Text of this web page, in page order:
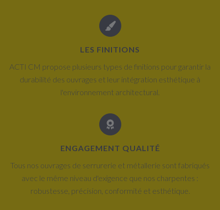
LES FINITIONS
ACTI CM propose plusieurs types de finitions pour garantir la
durabilité des ouvrages et leur intégration esthétique à
l'environnement architectural.
ENGAGEMENT QUALITÉ
Tous nos ouvrages de serrurerie et métallerie sont fabriqués
avec le même niveau d'exigence que nos charpentes :
robustesse, précision, conformité et esthétique.